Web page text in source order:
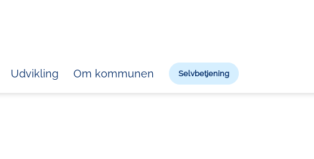
Udvikling Om kommunen Selvbetjening